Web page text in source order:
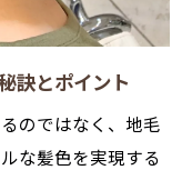
色持ちの違いと
のヘアケア方
の注意点の比較
訣とポイント
のではなく、地毛
な髪色を実現する